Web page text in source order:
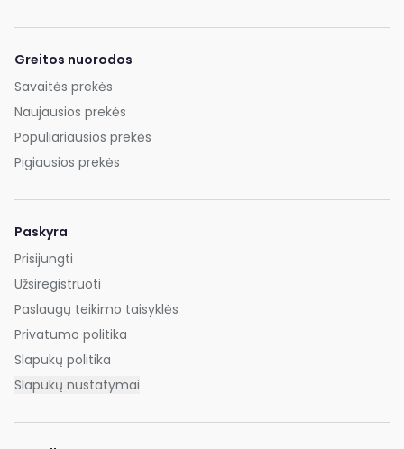
Greitos nuorodos
Savaitės prekės
Naujausios prekės
Populiariausios prekės
Pigiausios prekės
Paskyra
Prisijungti
Užsiregistruoti
Paslaugų teikimo taisyklės
Privatumo politika
Slapukų politika
Slapukų nustatymai